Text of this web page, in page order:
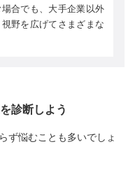
合でも、大手企業以外
野を広げてさまざまな
診断しよう
ず悩むことも多いでしょ